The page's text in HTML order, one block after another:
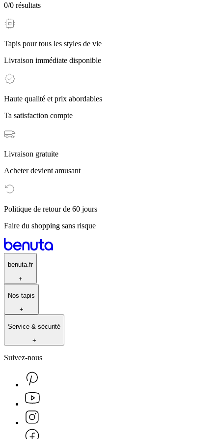
0/0 résultats
Tapis pour tous les styles de vie
Livraison immédiate disponible
Haute qualité et prix abordables
Ta satisfaction compte
Livraison gratuite
Acheter devient amusant
Politique de retour de 60 jours
Faire du shopping sans risque
benuta.fr
+
Nos tapis
+
Service & sécurité
+
Suivez-nous